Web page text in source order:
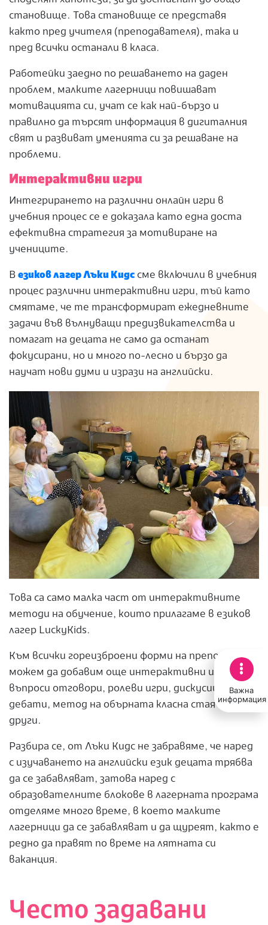
Важна
информация
становище. Това становище се представя
както пред учителя (преподавателя), така и
пред всички останали в класа.
Работейки заедно по решаването на даден
проблем, малките лагерници повишават
мотивацията си, учат се как най-бързо и
правилно да търсят информация в дигиталния
свят и развиват уменията си за решаване на
проблеми.
Интерактивни игри
Интегрирането на различни онлайн игри в
учебния процес се е доказала като една доста
ефективна стратегия за мотивиране на
учениците.
В езиков лагер Лъки Кидс сме включили в учебния
процес различни интерактивни игри, тъй като
смятаме, че те трансформират ежедневните
задачи във вълнуващи предизвикателства и
помагат на децата не само да останат
фокусирани, но и много по-лесно и бързо да
научат нови думи и изрази на английски.
Това са само малка част от интерактивните
методи на обучение, които прилагаме в езиков
лагер LuckyKids.
Към всички гореизброени форми на преподаване
можем да добавим още интерактивни игри на
въпроси отговори, ролеви игри, дискусии,
дебати, метод на обърната класна стая и много
други.
Разбира се, от Лъки Кидс не забравяме, че наред
с изучаването на английски език децата трябва
да се забавляват, затова наред с
образователните блокове в лагерната програма
отделяме много време, в което малките
лагерници да се забавляват и да щуреят, както е
редно да правят по време на лятната си
ваканция.
Често задавани